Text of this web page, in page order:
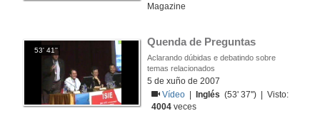
Magazine
53' 41''
Quenda de Preguntas
Aclarando dúbidas e debatindo sobre
temas relacionados
5 de xuño de 2007
Vídeo
Inglés (53' 37'') | Visto:
4004 veces